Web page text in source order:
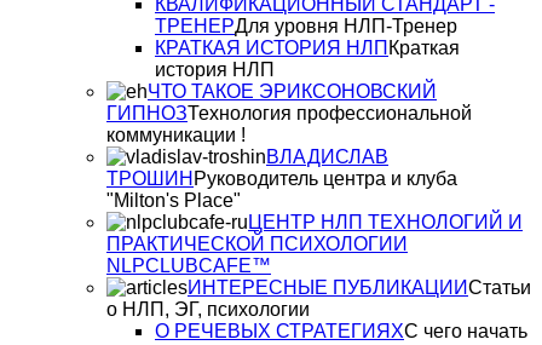
КВАЛИФИКАЦИОННЫЙ СТАНДАРТ -
ТРЕНЕРДля уровня НЛП-Тренер
КРАТКАЯ ИСТОРИЯ НЛП Краткая
история НЛП
ЧТО ТАКОЕ ЭРИКСОНОВСКИЙ
ГИПНОЗТехнология профессиональной
коммуникации !
ВЛАДИСЛАВ
ТРОШИН Руководитель центра и клуба
"Milton's Place"
ЦЕНТР НЛП ТЕХНОЛОГИЙ И
ПРАКТИЧЕСКОЙ ПСИХОЛОГИИ
NLPCLUBCAFE™
ИНТЕРЕСНЫЕ ПУБЛИКАЦИИСтатьи
о НЛП, ЭГ, психологии
О РЕЧЕВЫХ СТРАТЕГИЯХС чего начать